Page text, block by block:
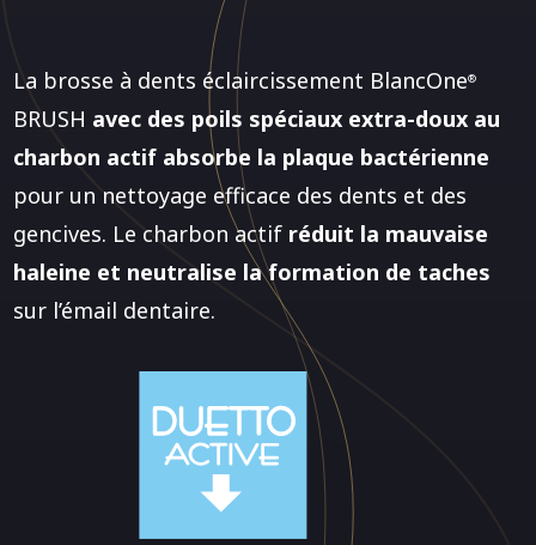
La brosse à dents éclaircissement BlancOne®
BRUSH avec des poils spéciaux extra-doux au
charbon actif absorbe la plaque bactérienne
pour un nettoyage efficace des dents et des
gencives. Le charbon actif réduit la mauvaise
haleine et neutralise la formation de taches
sur l’émail dentaire.